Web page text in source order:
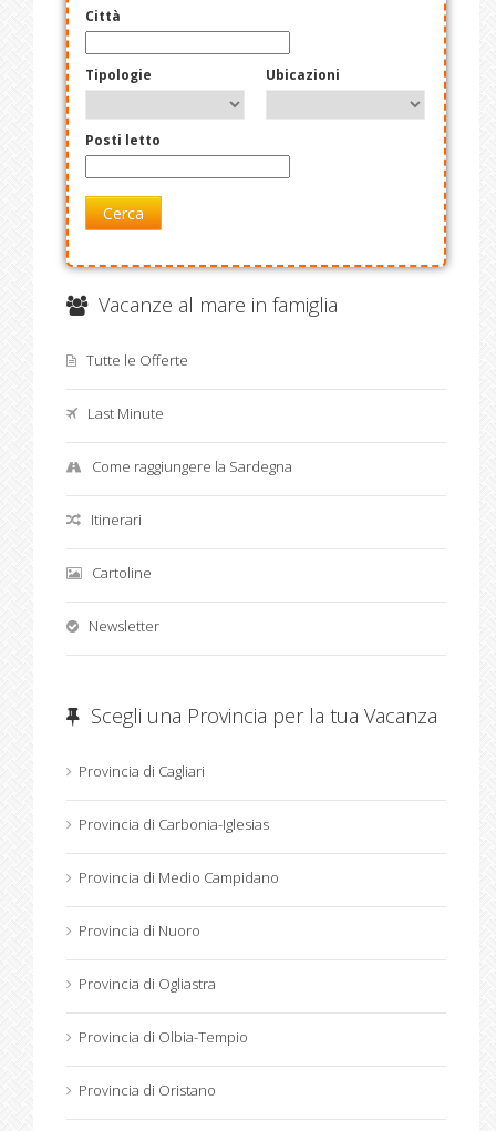
Città
Tipologie Ubicazioni
Posti letto
Cerca
Vacanze al mare in famiglia
Tutte le Offerte
Last Minute
Come raggiungere la Sardegna
Itinerari
Cartoline
Newsletter
Scegli una Provincia per la tua Vacanza
Provincia di Cagliari
Provincia di Carbonia-Iglesias
Provincia di Medio Campidano
Provincia di Nuoro
Provincia di Ogliastra
Provincia di Olbia-Tempio
Provincia di Oristano